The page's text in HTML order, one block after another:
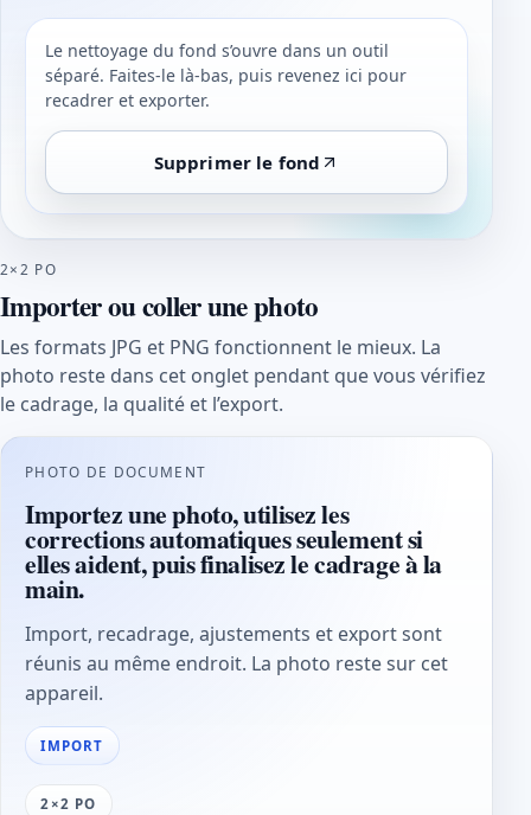
Le nettoyage du fond s’ouvre dans un outil
séparé. Faites-le là-bas, puis revenez ici pour
recadrer et exporter.
Supprimer le fond
2×2 PO
Importer ou coller une photo
Les formats JPG et PNG fonctionnent le mieux. La
photo reste dans cet onglet pendant que vous vérifiez
le cadrage, la qualité et l’export.
PHOTO DE DOCUMENT
Importez une photo, utilisez les
corrections automatiques seulement si
elles aident, puis finalisez le cadrage à la
main.
Import, recadrage, ajustements et export sont
réunis au même endroit. La photo reste sur cet
appareil.
IMPORT
2×2 PO